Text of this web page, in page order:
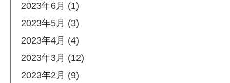
2023年6月 (1)
2023年5月 (3)
2023年4月 (4)
2023年3月 (12)
2023年2月 (9)